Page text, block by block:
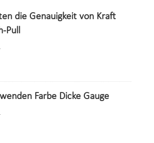
die Genauigkeit von Kraft
Pull
Farbe Dicke Gauge